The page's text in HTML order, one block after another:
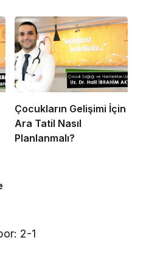
Çocukların Gelişimi İçin
Ara Tatil Nasıl
Planlanmalı?
2-1